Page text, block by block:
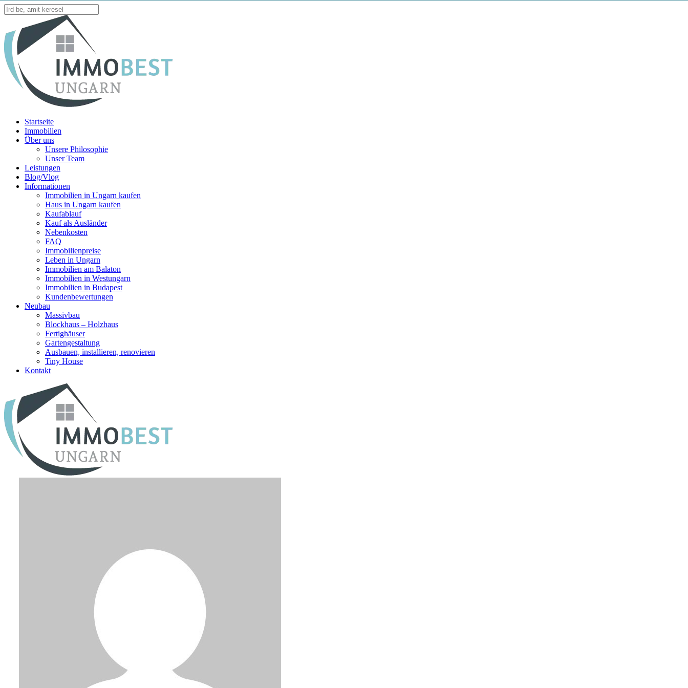
Skip
to
content
Search
Menu
Startseite
Immobilien
Über uns
Unsere Philosophie
Unser Team
Leistungen
Blog/Vlog
Informationen
Immobilien in Ungarn kaufen
Haus in Ungarn kaufen
Kaufablauf
Kauf als Ausländer
Nebenkosten
FAQ
Immobilienpreise
Leben in Ungarn
Immobilien am Balaton
Immobilien in Westungarn
Immobilien in Budapest
Kundenbewertungen
Neubau
Massivbau
Blockhaus – Holzhaus
Fertighäuser
Gartengestaltung
Ausbauen, installieren, renovieren
Tiny House
Kontakt